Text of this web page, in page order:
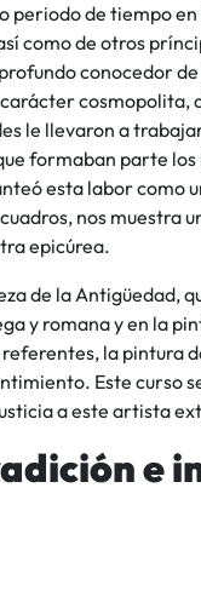
de tiempo
como de otros
conocedor
cosmopolita,
le llevaron a
formaban parte los
esta labor como
nos muestra
epicúrea.
de la Antigüedad,
y romana y en la
la pintura
Este curso
a este artista
e